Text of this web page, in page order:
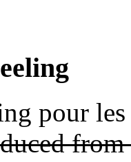
pour
from